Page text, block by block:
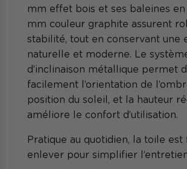
mm effet bois et ses baleines en
mm couleur graphite assurent
stabilité, tout en conservant une
naturelle et moderne. Le
d’inclinaison métallique permet
facilement l’orientation de
position du soleil, et la hauteur
améliore le confort d’utilisation.
Pratique au quotidien, la toile est
enlever pour simplifier